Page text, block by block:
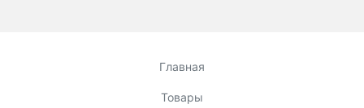
Главная
Товары